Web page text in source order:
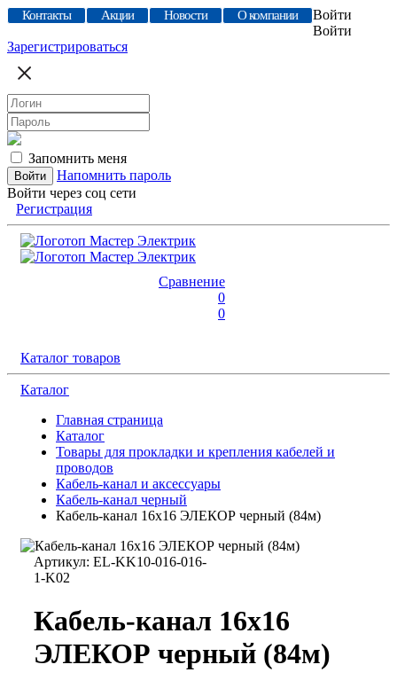
Контакты Акции Новости О компании
Войти
Войти
Зарегистрироваться
Запомнить меня
Напомнить пароль
Войти через соц сети
Регистрация
Сравнение
0
0
Каталог товаров
Каталог
Главная страница
Каталог
Товары для прокладки и крепления кабелей и
проводов
Кабель-канал и аксессуары
Кабель-канал черный
Кабель-канал 16х16 ЭЛЕКОР черный (84м)
Артикул: EL-KK10-016-016-
1-K02
Кабель-канал 16х16
ЭЛЕКОР черный (84м)